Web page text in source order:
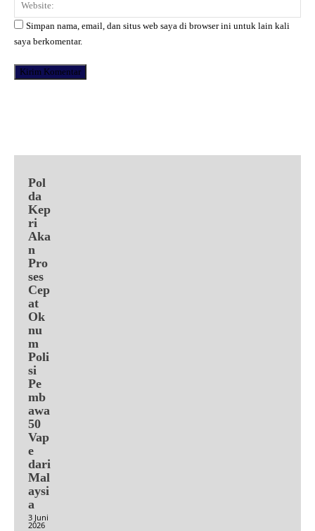
Simpan nama, email, dan situs web saya di browser ini untuk lain kali
saya berkomentar.
Pol
da
Kep
ri
Aka
n
Pro
ses
Cep
at
Ok
nu
m
Poli
si
Pe
mb
awa
50
Vap
e
dari
Mal
aysi
a
3 Juni
2026